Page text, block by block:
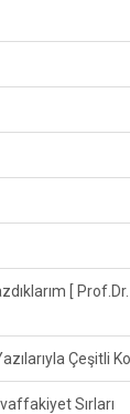
[ Prof.Dr.
Çeşitli
Sırları